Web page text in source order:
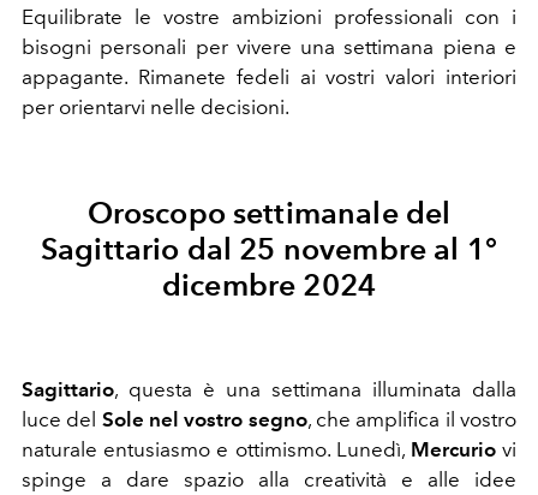
Equilibrate le vostre ambizioni professionali con i
bisogni personali per vivere una settimana piena e
appagante. Rimanete fedeli ai vostri valori interiori
per orientarvi nelle decisioni.
Oroscopo settimanale del
Sagittario dal 25 novembre al 1°
dicembre 2024
Sagittario, questa è una settimana illuminata dalla
luce del Sole nel vostro segno, che amplifica il vostro
naturale entusiasmo e ottimismo. Lunedì, Mercuriovi
spinge a dare spazio alla creatività e alle idee